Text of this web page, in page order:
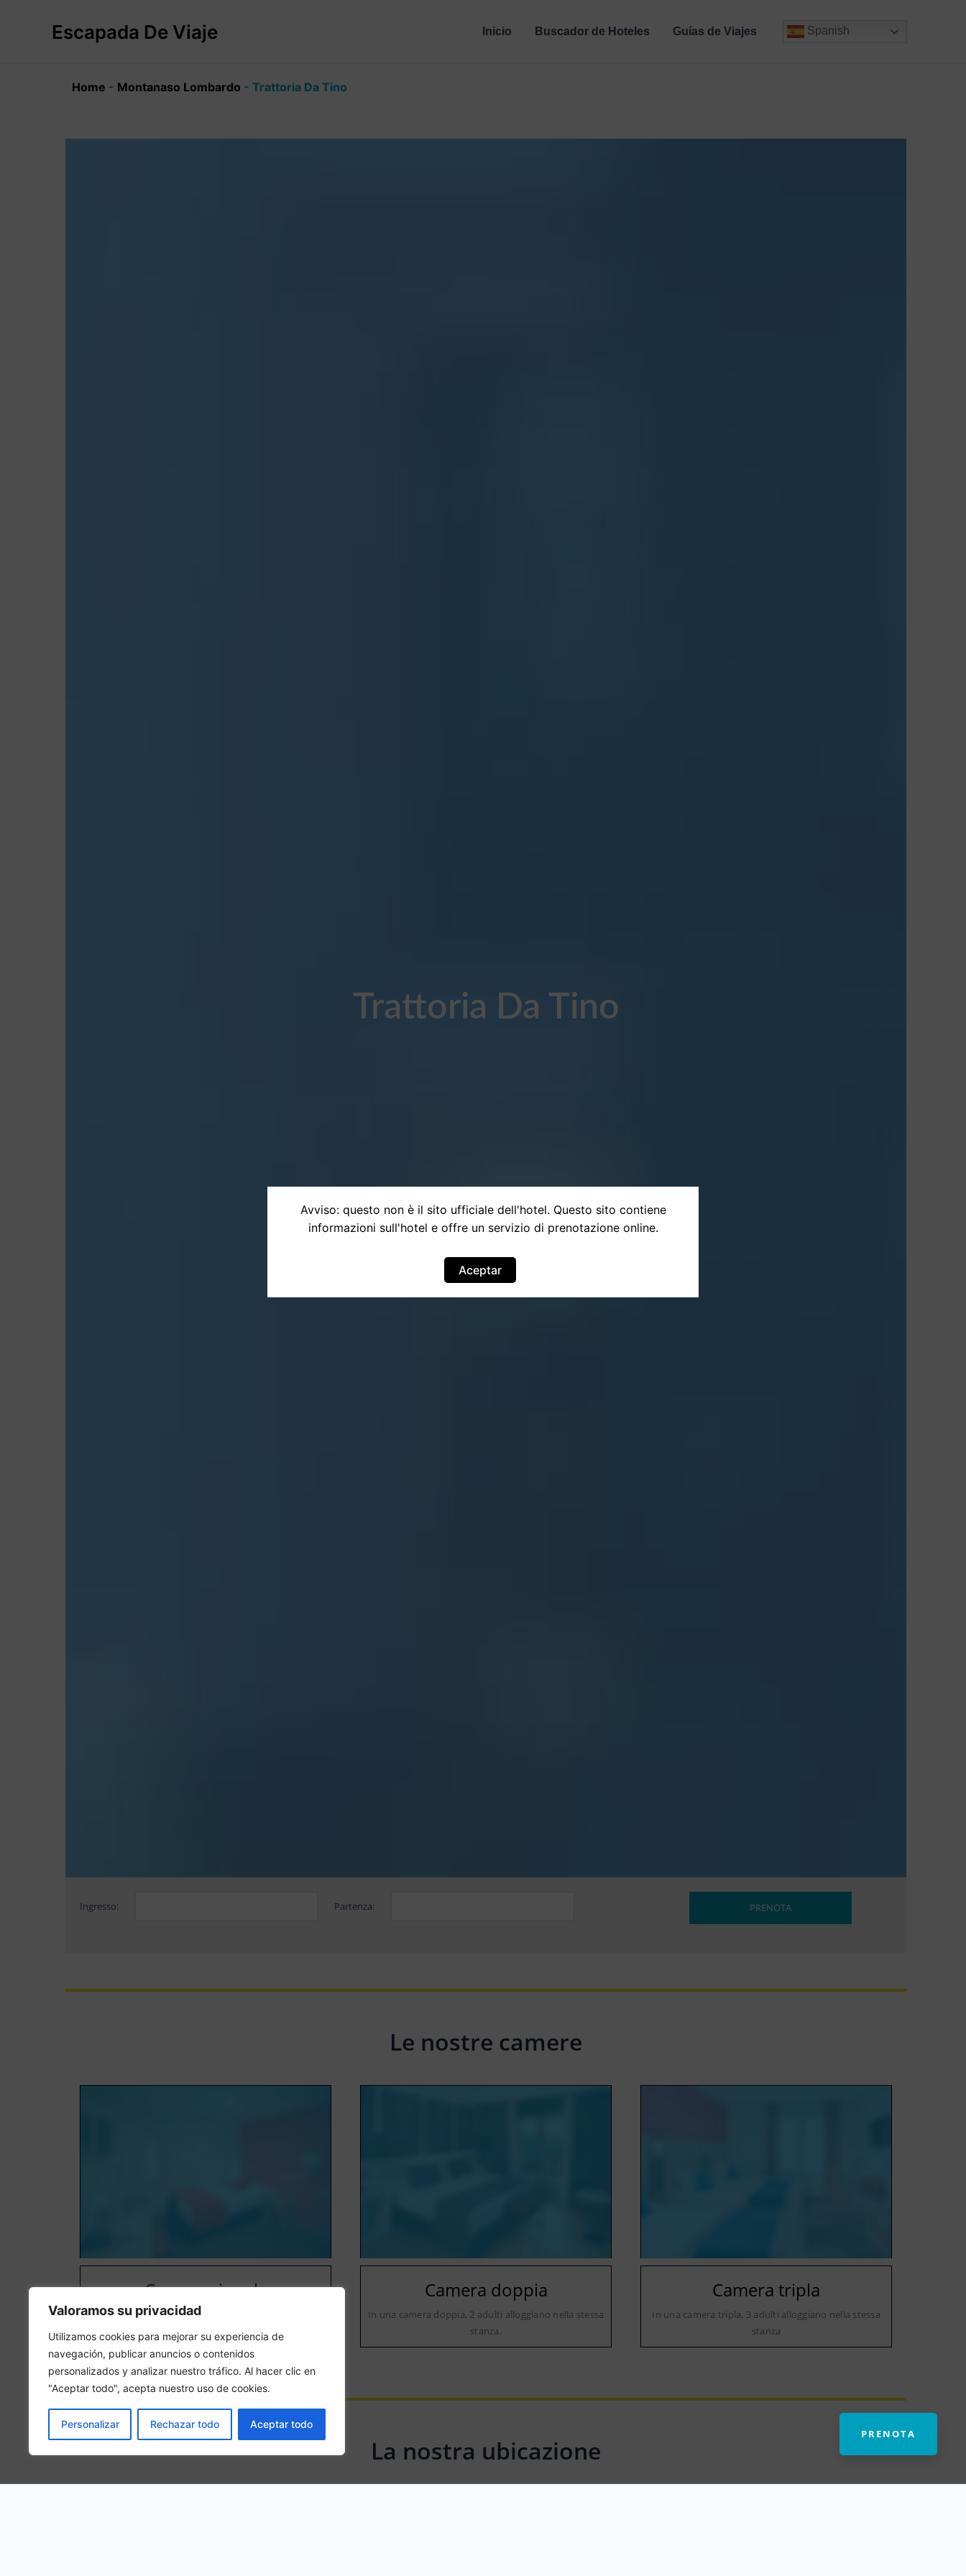
Valoramos su privacidad
Utilizamos cookies para mejorar su experiencia de
navegación, publicar anuncios o contenidos
personalizados y analizar nuestro tráfico. Al hacer clic en
"Aceptar todo", acepta nuestro uso de cookies.
Personalizar Rechazar todo Aceptar todo
Escapada De Viaje Inicio Buscador de Hoteles Guías de Viajes Spanish
Home - Montanaso Lombardo - Trattoria Da Tino
Trattoria Da Tino
Ingresso: Partenza: PRENOTA
Le nostre camere
Camera singola
In una camera singola, 1 persona adulta sarà ospitata
nella camera
Camera doppia
In una camera doppia, 2 adulti alloggiano nella stessa
stanza.
Camera tripla
In una camera tripla, 3 adulti alloggiano nella stessa
stanza
La nostra ubicazione
Via G. Garibaldi, 10, 26836 Montanaso Lombardo LO, Italy
PRENOTA
Avviso: questo non è il sito ufficiale dell'hotel. Questo sito contiene
informazioni sull'hotel e offre un servizio di prenotazione online.
Aceptar